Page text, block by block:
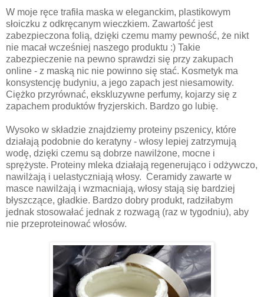
W moje ręce trafiła maska w eleganckim, plastikowym
słoiczku z odkręcanym wieczkiem. Zawartość jest
zabezpieczona folią, dzięki czemu mamy pewność, że nikt
nie macał wcześniej naszego produktu :) Takie
zabezpieczenie na pewno sprawdzi się przy zakupach
online - z maską nic nie powinno się stać. Kosmetyk ma
konsystencję budyniu, a jego zapach jest niesamowity.
Ciężko przyrównać, ekskluzywne perfumy, kojarzy się z
zapachem produktów fryzjerskich. Bardzo go lubię.
Wysoko w składzie znajdziemy proteiny pszenicy, które
działają podobnie do keratyny - włosy lepiej zatrzymują
wodę, dzięki czemu są dobrze nawilżone, mocne i
sprężyste. Proteiny mleka działają regenerująco i odżywczo,
nawilżają i uelastyczniają włosy. Ceramidy zawarte w
masce nawilżają i wzmacniają, włosy stają się bardziej
błyszczące, gładkie. Bardzo dobry produkt, radziłabym
jednak stosowałać jednak z rozwagą (raz w tygodniu), aby
nie przeproteinować włosów.